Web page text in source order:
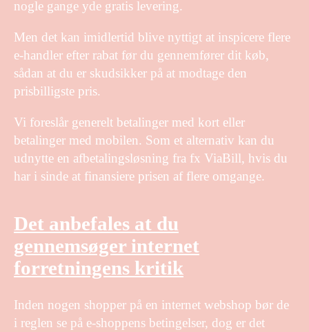
nogle gange yde gratis levering.
Men det kan imidlertid blive nyttigt at inspicere flere
e-handler efter rabat før du gennemfører dit køb,
sådan at du er skudsikker på at modtage den
prisbilligste pris.
Vi foreslår generelt betalinger med kort eller
betalinger med mobilen. Som et alternativ kan du
udnytte en afbetalingsløsning fra fx ViaBill, hvis du
har i sinde at finansiere prisen af flere omgange.
Det anbefales at du
gennemsøger internet
forretningens kritik
Inden nogen shopper på en internet webshop bør de
i reglen se på e-shoppens betingelser, dog er det